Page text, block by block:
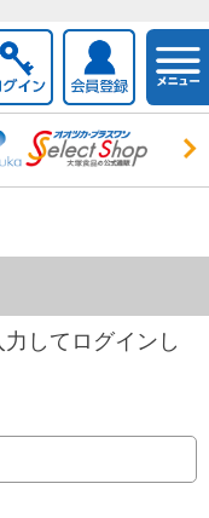
してログインし